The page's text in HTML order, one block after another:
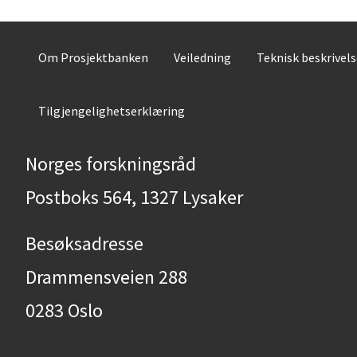
Om Prosjektbanken Veiledning Teknisk
Tilgjengelighetserklæring
Norges forskningsråd
Postboks 564, 1327 Lysaker
Besøksadresse
Drammensveien 288
0283 Oslo